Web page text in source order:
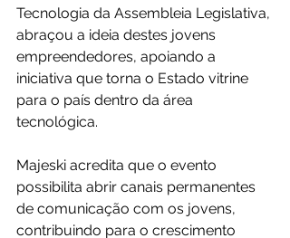
Tecnologia da Assembleia Legislativa,
abraçou a ideia destes jovens
empreendedores, apoiando a
iniciativa que torna o Estado vitrine
para o país dentro da área
tecnológica.
Majeski acredita que o evento
possibilita abrir canais permanentes
de comunicação com os jovens,
contribuindo para o crescimento